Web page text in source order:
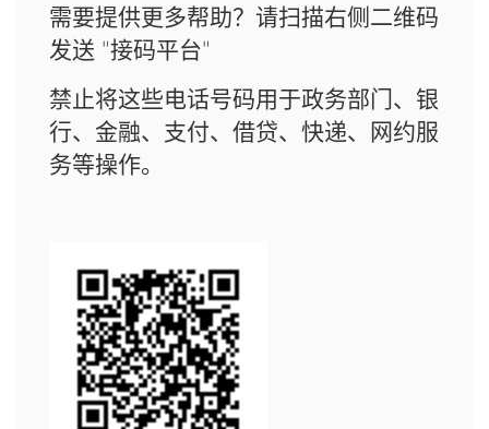
需要提供更多帮助？请扫描右侧二维码
发送 "接码平台"
禁止将这些电话号码用于政务部门、银
行、金融、支付、借贷、快递、网约服
务等操作。